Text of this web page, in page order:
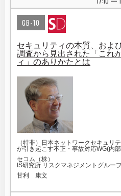
|
GB-10
セキュリティの本質、およ
調査から見出された「これ
ィ」のありかたとは
（特非）日本ネットワークセキュリ
が引き起こす不正・事故対応WG(内
セコム（株）
IS研究所 リスクマネジメントグルー
甘利 康文